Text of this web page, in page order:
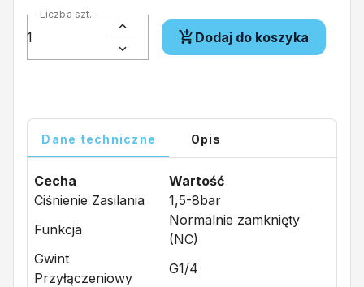
Liczba szt.
Dodaj do koszyka
Dane techniczne Opis
Cecha
Wartość
Ciśnienie Zasilania
1,5-8bar
Funkcja
Normalnie zamknięty
(NC)
Gwint
Przyłączeniowy
G1/4